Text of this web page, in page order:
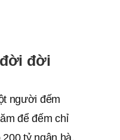
đời
người đếm
để đếm chỉ
tỷ ngân hà,